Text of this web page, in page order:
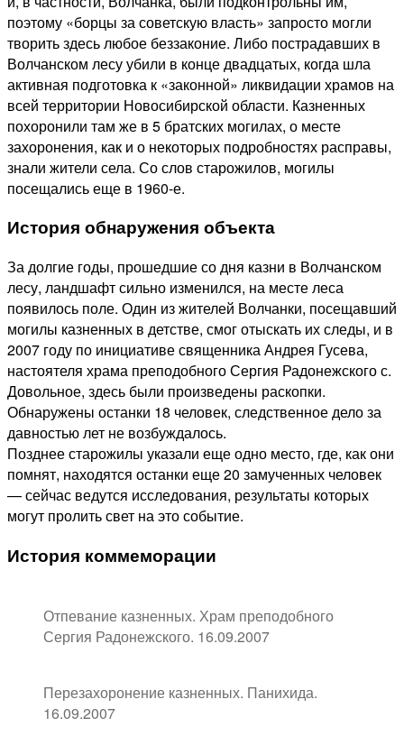
поэтому «борцы за советскую власть» запросто могли
творить здесь любое беззаконие. Либо пострадавших в
Волчанском лесу убили в конце двадцатых, когда шла
активная подготовка к «законной» ликвидации храмов на
всей территории Новосибирской области. Казненных
похоронили там же в 5 братских могилах, о месте
захоронения, как и о некоторых подробностях расправы,
знали жители села. Со слов старожилов, могилы
посещались еще в 1960-е.
История обнаружения объекта
За долгие годы, прошедшие со дня казни в Волчанском
лесу, ландшафт сильно изменился, на месте леса
появилось поле. Один из жителей Волчанки, посещавший
могилы казненных в детстве, смог отыскать их следы, и в
2007 году по инициативе священника Андрея Гусева,
настоятеля храма преподобного Сергия Радонежского с.
Довольное, здесь были произведены раскопки.
Обнаружены останки 18 человек, следственное дело за
давностью лет не возбуждалось.
Позднее старожилы указали еще одно место, где, как они
помнят, находятся останки еще 20 замученных человек
— сейчас ведутся исследования, результаты которых
могут пролить свет на это событие.
История коммеморации
Отпевание казненных. Храм преподобного
Сергия Радонежского. 16.09.2007
Перезахоронение казненных. Панихида.
16.09.2007